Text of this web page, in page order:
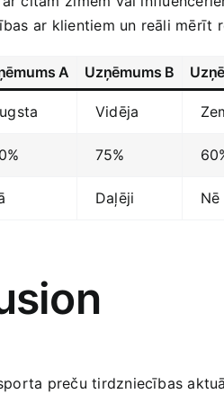
ar klientiem un reāli mērīt
A Uzņēmums B
Vidēja
75%
Daļēji Nē
preču tirdzniecības